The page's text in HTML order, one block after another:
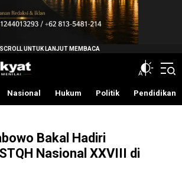
Menilai
Nasional Hukum Politik Pendidikan
Bakal Hadiri
Nasional XXVIII di